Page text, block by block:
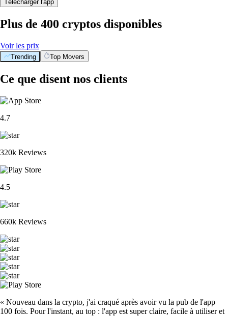
Télécharger l'app
Plus de 400 cryptos disponibles
Voir les prix
Trending Top Movers
Ce que disent nos clients
4.7
320k Reviews
4.5
660k Reviews
« Nouveau dans la crypto, j'ai craqué après avoir vu la pub de l'app
100 fois. Pour l'instant, au top : l'app est super claire, facile à utiliser et